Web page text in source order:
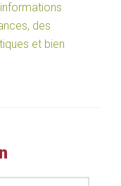
des
et bien